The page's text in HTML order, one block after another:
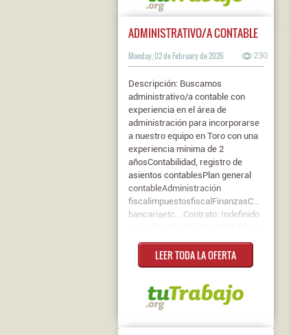
ADMINISTRATIVO/A CONTABLE
Monday, 02 de February de 2026 230
Descripción: Buscamos
administrativo/a contable con
experiencia en el área de
administración para incorporarse
a nuestro equipo en Toro con una
experiencia mínima de 2
añosContabilidad, registro de
asientos contablesPlan general
contableAdministración
fiscalimpuestosfiscalFinanzasConciliación
bancariaetc... Contrato: Indefinido
de estudios: C.F. Grado Superior
LEER TODA LA OFERTA